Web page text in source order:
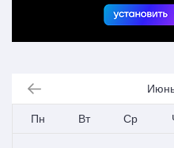
Пн
Вт Ср